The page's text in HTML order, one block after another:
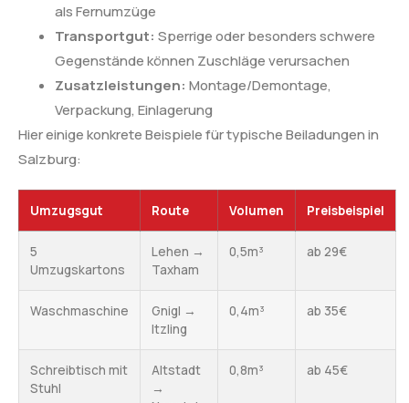
als Fernumzüge
Transportgut: Sperrige oder besonders schwere
Gegenstände können Zuschläge verursachen
Zusatzleistungen: Montage/Demontage,
Verpackung, Einlagerung
Hier einige konkrete Beispiele für typische Beiladungen in
Salzburg:
Umzugsgut Route Volumen Preisbeispiel
5
Umzugskartons
Lehen →
Taxham
0,5m³ ab 29€
Waschmaschine
Gnigl →
Itzling
0,4m³ ab 35€
Schreibtisch mit
Stuhl
Altstadt
→
0,8m³ ab 45€